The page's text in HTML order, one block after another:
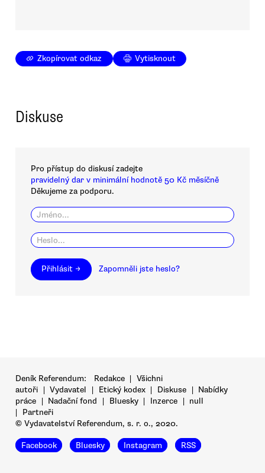
Zkopírovat odkaz Vytisknout
Diskuse
Pro přístup do diskusí zadejte
pravidelný dar v minimální hodnotě 50 Kč měsíčně
Děkujeme za podporu.
Přihlásit → Zapomněli jste heslo?
Deník Referendum: Redakce | Všichni
autoři | Vydavatel | Etický kodex | Diskuse | Nabídky
práce | Nadační fond | Bluesky | Inzerce | null
|
Partneři
© Vydavatelství Referendum, s. r. o., 2020.
Facebook Bluesky Instagram RSS